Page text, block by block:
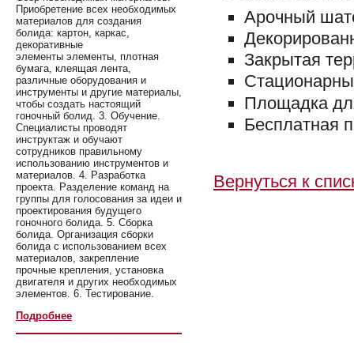
Арочный
Закрытая
Площадка
Бесплатная
Вернуться к
Приобретение всех необходимых
материалов для создания
болида: картон, каркас,
декоративные
элементы элементы, плотная
бумага, клеящая лента,
различные оборудования и
инструменты и другие материалы,
чтобы создать настоящий
гоночный болид. 3. Обучение.
Специалисты проводят
инструктаж и обучают
сотрудников правильному
использованию инструментов и
материалов. 4. Разработка
проекта. Разделение команд на
группы для голосования за идеи и
проектирования будущего
гоночного болида. 5. Сборка
болида. Организация сборки
болида с использованием всех
материалов, закрепление
прочные крепления, установка
двигателя и других необходимых
элементов. 6. Тестирование.
Подробнее